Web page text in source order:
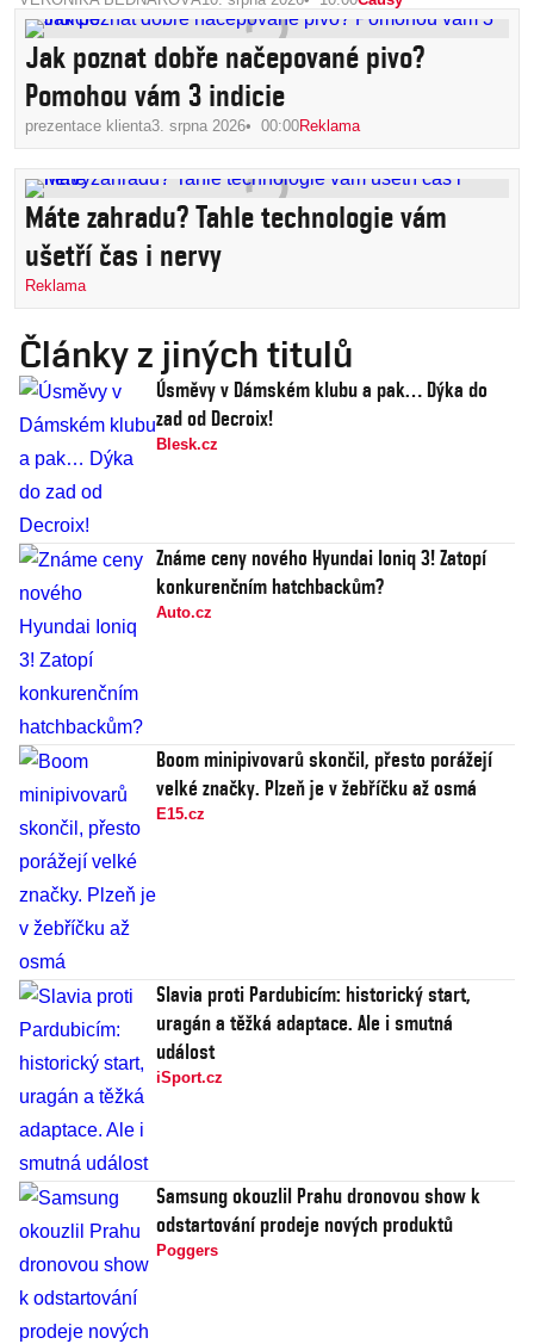
Jak poznat dobře načepované pivo?
Pomohou vám 3 indicie
prezentace klienta3. srpna 2026 00:00Reklama
Máte zahradu? Tahle technologie vám
ušetří čas i nervy
Reklama
Články z jiných titulů
Úsměvy v Dámském klubu a pak… Dýka do
zad od Decroix!
Blesk.cz
Známe ceny nového Hyundai Ioniq 3! Zatopí
konkurenčním hatchbackům?
Auto.cz
Boom minipivovarů skončil, přesto porážejí
velké značky. Plzeň je v žebříčku až osmá
E15.cz
Slavia proti Pardubicím: historický start,
uragán a těžká adaptace. Ale i smutná
událost
iSport.cz
Samsung okouzlil Prahu dronovou show k
odstartování prodeje nových produktů
Poggers